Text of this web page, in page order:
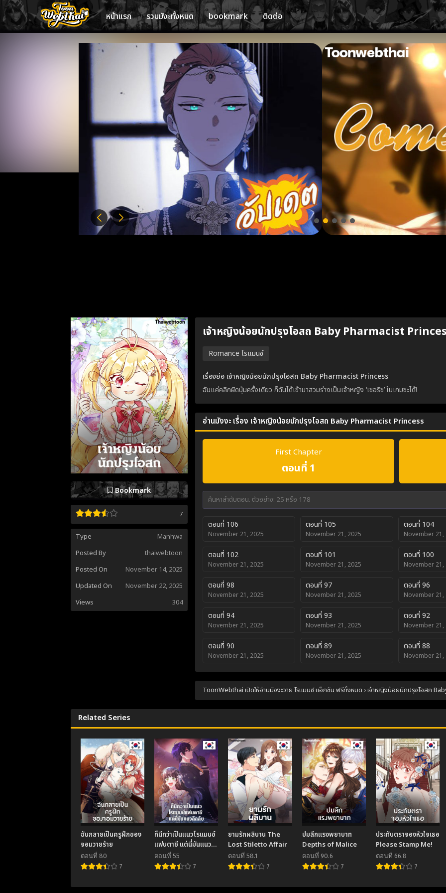
หน้าแรก รวมมังะทั้งหมด bookmark ติดต่อ
Bookmark
7
Type
Manhwa
Posted By
thaiwebtoon
Posted On
November 14, 2025
Updated On
November 22, 2025
Views
304
เจ้าหญิงน้อยนักปรุงโอสถ Baby Pharmacist
Romance โรแมนซ์
เรื่องย่อ เจ้าหญิงน้อยนักปรุงโอสถ Baby Pharmacist Princess
ฉันแค่คลิกผิดปุ่มครั้งเดียว ก็ดันได้เข้ามาสวมร่างเป็นเจ้าหญิง ‘เชอริช’ ในเกมซะได้!
อ่านมังงะ เรื่อง เจ้าหญิงน้อยนักปรุงโอสถ Baby Pharmacist Princess
First Chapter
ตอนที่ 1
ตอนที่ 106
November 21, 2025
ตอนที่ 105
November 21, 2025
ตอนที่ 104
November 21,
ตอนที่ 102
November 21, 2025
ตอนที่ 101
November 21, 2025
ตอนที่ 100
November 21,
ตอนที่ 98
November 21, 2025
ตอนที่ 97
November 21, 2025
ตอนที่ 96
November 21,
ตอนที่ 94
November 21, 2025
ตอนที่ 93
November 21, 2025
ตอนที่ 92
November 21,
ตอนที่ 90
November 21, 2025
ตอนที่ 89
November 21, 2025
ตอนที่ 88
November 21,
November 21, 2025 November 21, 2025 November 21,
ตอนที่ 82 ตอนที่ 81 ตอนที่ 80
ตอนที่ 78
November 21, 2025
ตอนที่ 77
November 21, 2025
ตอนที่ 76
November 21,
ตอนที่ 74
November 21, 2025
ตอนที่ 73
November 21, 2025
ตอนที่ 72
November 21,
ตอนที่ 70
November 21, 2025
ตอนที่ 69
November 21, 2025
ตอนที่ 68
November 21,
ตอนที่ 66
November 21, 2025
ตอนที่ 65
November 21, 2025
ตอนที่ 64
November 21,
ตอนที่ 62
November 21, 2025
ตอนที่ 61
November 21, 2025
ตอนที่ 60
November 21,
ตอนที่ 58 ตอนที่ 57 ตอนที่ 56
ToonWebthai เปิดให้อ่านมังงะวาย โรแมนซ์ แอ็กชัน ฟรีทั้งหมด ›เจ้าหญิงน้อยนักปรุงโอสถ
Related Series
ฉันกลายเป็นครูฝึกของ
จอมวายร้าย
ตอนที่ 80
7
ก็นึกว่าเป็นแนวโรแมนซ์
แฟนตาซี แต่นี่มันแนว
ลึกลับ
ตอนที่ 55
7
ยามรักผลิบาน The
Lost Stiletto Affair
ตอนที่ 58.1
7
ปมลึกแรงพยาบาท
Depths of Malice
ตอนที่ 90.6
7
ประทับตราจองหัวใจเธอ
Please Stamp Me!
ตอนที่ 66.8
7